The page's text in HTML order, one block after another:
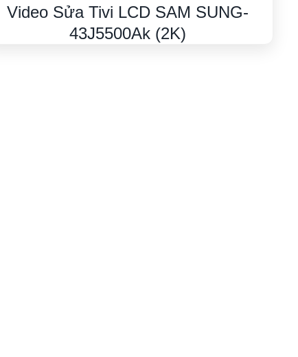
Video Sửa Tivi LCD SAM SUNG-
43J5500Ak (2K)